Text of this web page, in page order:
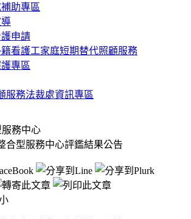
助專區
申請
看護工家庭短期替代照顧服務
專區
服務法裁處資訊專區
務中心
合型服務中心評鑑結果公告